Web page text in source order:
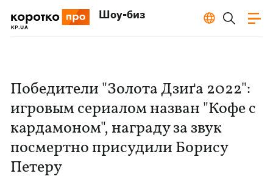
Шоу-биз
Победители "Золота Дзиґа 2022":
игровым сериалом назван "Кофе с
кардамоном", награду за звук
посмертно присудили Борису
Петеру